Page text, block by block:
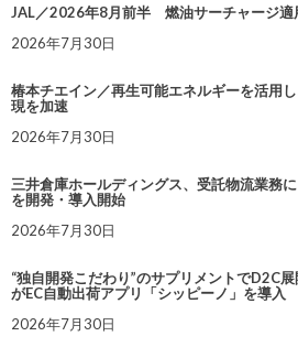
JAL／2026年8月前半 燃油サーチャージ適
2026年7月30日
椿本チエイン／再生可能エネルギーを活用
現を加速
2026年7月30日
三井倉庫ホールディングス、受託物流業務
を開発・導入開始
2026年7月30日
“独自開発こだわり”のサプリメントでD2C
がEC自動出荷アプリ「シッピーノ」を導入
2026年7月30日